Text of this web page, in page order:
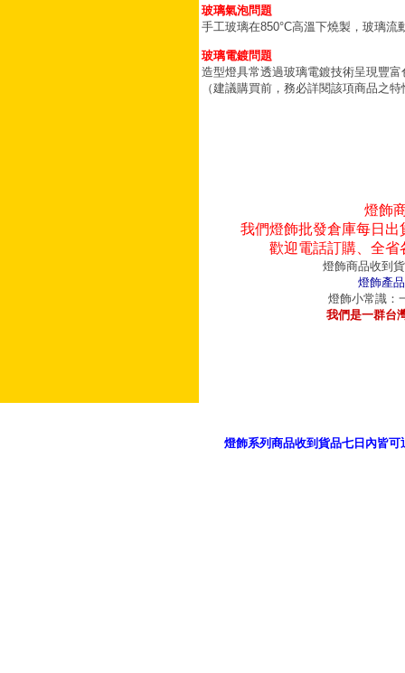
玻璃氣泡問題
手工玻璃在850°C高溫下燒製，玻璃
玻璃電鍍問題
造型燈具常透過玻璃電鍍技術呈現豐
（建議購買前，務必詳閱該項商品之
燈飾
我們燈飾批發倉庫每日
歡迎電話訂購、全
燈飾商品收到
燈飾產
燈飾小常識：
我們是一群台
燈飾系列商品收到貨品七日內皆